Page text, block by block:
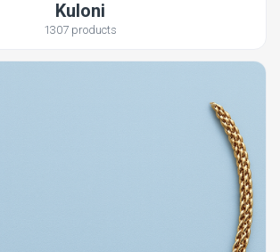
Kuloni
1307 products